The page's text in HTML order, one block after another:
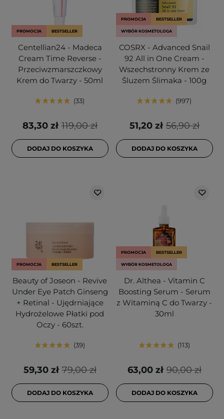
PROMOCJA BESTSELLER
Centellian24 - Madeca
Cream Time Reverse -
Przeciwzmarszczkowy
Krem do Twarzy - 50ml
33
119,00 zł
83,30 zł
DODAJ DO KOSZYKA
PROMOCJA BESTSELLER
WYBÓR KOSMETOLOGA
COSRX - Advanced Snail
92 All in One Cream -
Wszechstronny Krem ze
Śluzem Ślimaka - 100g
997
56,90 zł
51,20 zł
DODAJ DO KOSZYKA
PROMOCJA BESTSELLER
Beauty of Joseon - Revive
Under Eye Patch Ginseng
+ Retinal - Ujędrniające
Hydrożelowe Płatki pod
Oczy - 60szt.
39
79,00 zł
59,30 zł
DODAJ DO KOSZYKA
PROMOCJA BESTSELLER
WYBÓR KOSMETOLOGA
Dr. Althea - Vitamin C
Boosting Serum - Serum
z Witaminą C do Twarzy -
30ml
113
90,00 zł
63,00 zł
DODAJ DO KOSZYKA